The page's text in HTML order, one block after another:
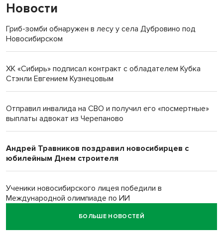
Новости
Гриб-зомби обнаружен в лесу у села Дубровино под
Новосибирском
ХК «Сибирь» подписал контракт с обладателем Кубка
Стэнли Евгением Кузнецовым
Отправил инвалида на СВО и получил его «посмертные»
выплаты адвокат из Черепаново
Андрей Травников поздравил новосибирцев с
юбилейным Днем строителя
Ученики новосибирского лицея победили в
Международной олимпиаде по ИИ
БОЛЬШЕ НОВОСТЕЙ